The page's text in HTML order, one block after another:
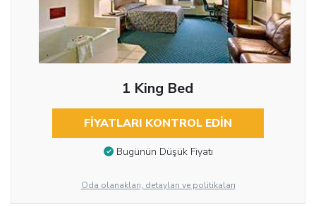
1 King Bed
FIYATLARI KONTROL EDIN
Bugünün Düşük Fiyatı
Oda olanakları, detayları ve politikaları